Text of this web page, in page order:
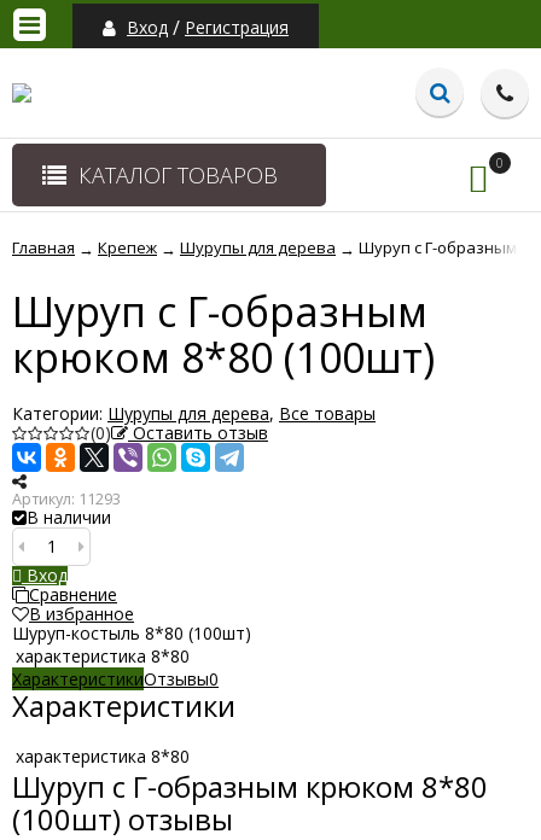
Вход / Регистрация
КАТАЛОГ ТОВАРОВ 0
Главная → Крепеж → Шурупы для дерева → Шуруп с Г-образным
Шуруп с Г-образным
крюком 8*80 (100шт)
Категории: Шурупы для дерева, Все товары
(0)
Оставить отзыв
Артикул: 11293
В наличии
Вход
Сравнение
В избранное
Шуруп-костыль 8*80 (100шт)
характеристика 8*80
ХарактеристикиОтзывы0
Характеристики
характеристика 8*80
Шуруп с Г-образным крюком 8*80
(100шт) отзывы